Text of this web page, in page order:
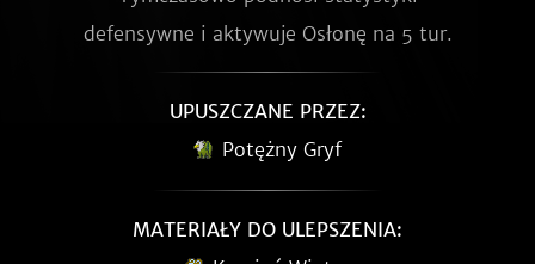
defensywne i aktywuje Osłonę na 5 tur.
UPUSZCZANE PRZEZ:
Potężny Gryf
MATERIAŁY DO ULEPSZENIA: